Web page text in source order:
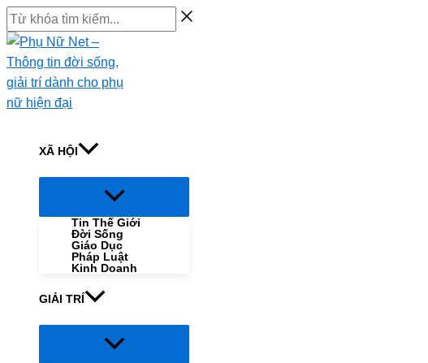
Skip
to
content
Từ
khóa
tìm
kiếm...
XÃ HỘI
Menu
Tin Thế Giới
Đời Sống
Giáo Dục
Pháp Luật
Kinh Doanh
GIẢI TRÍ
Menu